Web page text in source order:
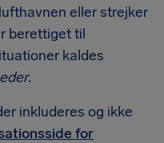
eller strejker
berettiget til
kaldes
.
inkluderes og ikke
for